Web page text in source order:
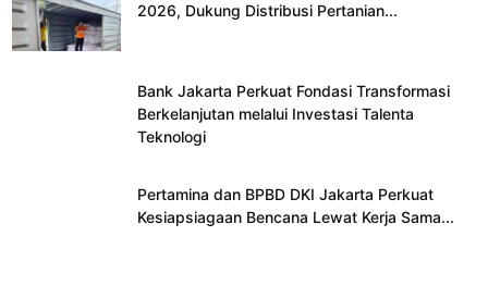
2026, Dukung Distribusi Pertanian...
Bank Jakarta Perkuat Fondasi Transformasi
Berkelanjutan melalui Investasi Talenta
Teknologi
Pertamina dan BPBD DKI Jakarta Perkuat
Kesiapsiagaan Bencana Lewat Kerja Sama...